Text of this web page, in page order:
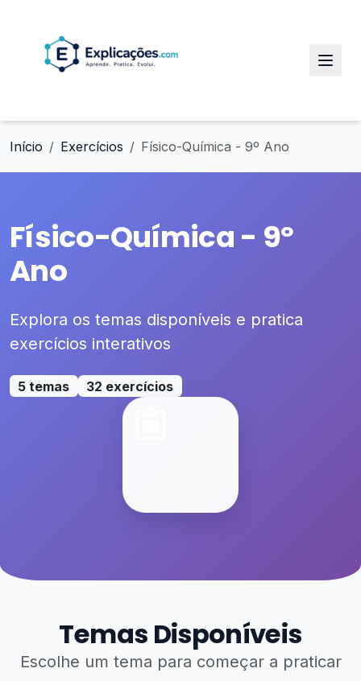
Início Exercícios Físico-Química - 9º Ano
Físico-Química - 9º
Ano
Explora os temas disponíveis e pratica
exercícios interativos
5 temas 32 exercícios
Temas Disponíveis
Escolhe um tema para começar a praticar